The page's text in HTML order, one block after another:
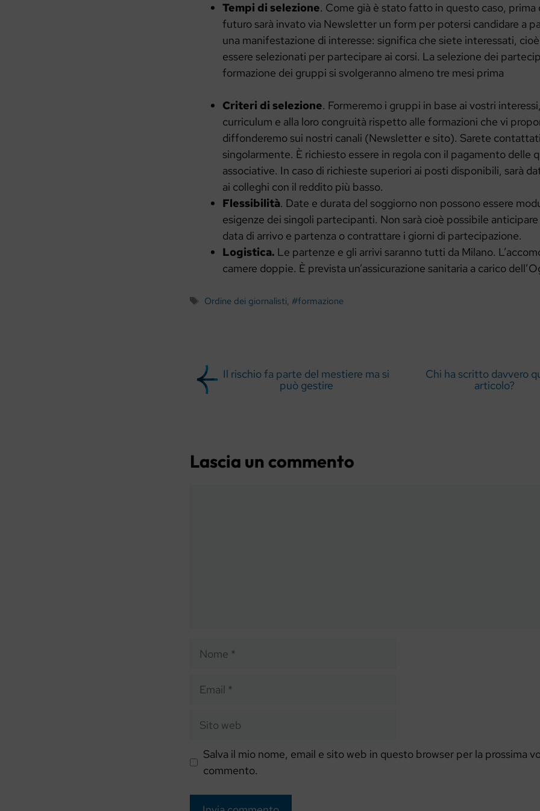
Tempi di selezione. Come già è stato fatto in questo caso, prima
futuro sarà invato via Newsletter un form per potersi candidare a
una manifestazione di interesse: significa che siete interessati,
essere selezionati per partecipare ai corsi. La selezione dei
formazione dei gruppi si svolgeranno almeno tre mesi prima
Criteri di selezione. Formeremo i gruppi in base ai vostri
curriculum e alla loro congruità rispetto alle formazioni che vi
diffonderemo sui nostri canali (Newsletter e sito). Sarete contattati
singolarmente. È richiesto essere in regola con il pagamento delle
associative. In caso di richieste superiori ai posti disponibili, sarà
ai colleghi con il reddito più basso.
Flessibilità. Date e durata del soggiorno non possono essere
esigenze dei singoli partecipanti. Non sarà cioè possibile
data di arrivo e partenza o contrattare i giorni di partecipazione.
Logistica. Le partenze e gli arrivi saranno tutti da Milano.
camere doppie. È prevista un’assicurazione sanitaria a carico
Tag
Ordine dei giornalisti, #formazione
Il rischio fa parte del mestiere ma si
può gestire
Chi ha scritto davvero
articolo?
Lascia un commento
Nome
Email
Sito
Salva il mio nome, email e sito web in questo browser per la prossima
commento.